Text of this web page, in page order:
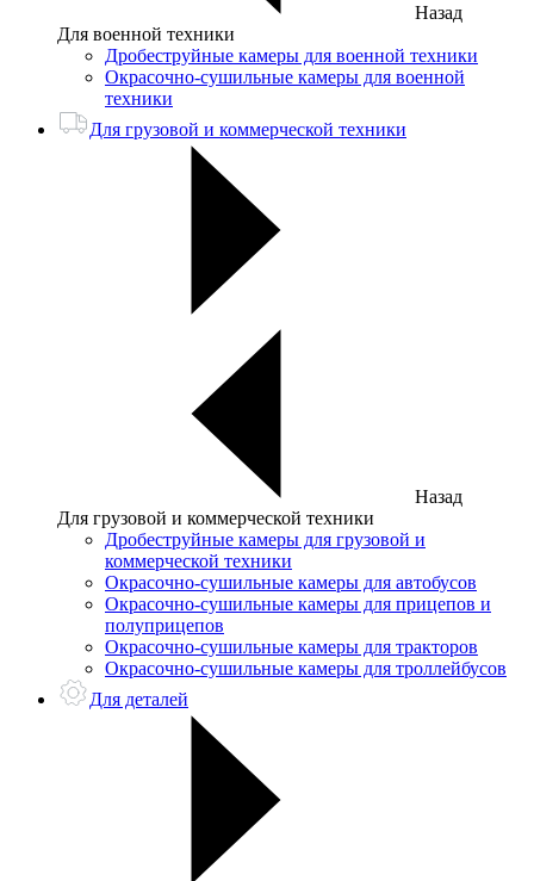
Назад
Для военной техники
Дробеструйные камеры для военной техники
Окрасочно-сушильные камеры для военной
техники
Для грузовой и коммерческой техники
Назад
Для грузовой и коммерческой техники
Дробеструйные камеры для грузовой и
коммерческой техники
Окрасочно-сушильные камеры для автобусов
Окрасочно-сушильные камеры для прицепов и
полуприцепов
Окрасочно-сушильные камеры для тракторов
Окрасочно-сушильные камеры для троллейбусов
Для деталей